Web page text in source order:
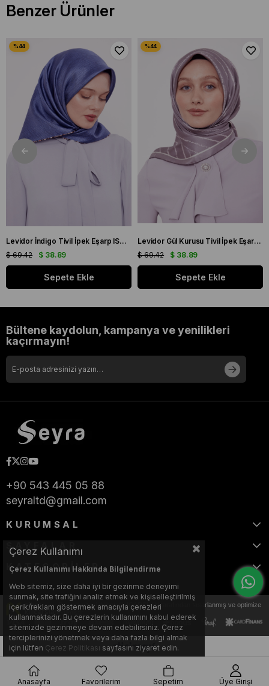
Benzer Ürünler
Levidor İndigo Tivil İpek Eşarp IST 10801 - 3 Karışık Desen
$ 38.89
$ 69.42
Sepete Ekle
Levidor Gül Kurusu Tivil İpek Eşarp IST 60801 - 1 Karışık Desen
$ 38.89
$ 69.42
Sepete Ekle
Bültene kaydolun, kampanya ve yenilikleri
kaçırmayın!
+90 543 445 05 88
seyraltd@gmail.com
KURUMSAL
SAYFALAR
KATEGORİLER
Bu web sitesi, Nihat KILIÇARSLAN tarafından tasarlanmış ve optimize
edilmiştir.
Çerez Kullanımı
Çerez Kullanımı Hakkında Bilgilendirme
Web sitemiz, size daha iyi bir gezinme deneyimi
sunmak, site trafiğini analiz etmek ve kişiselleştirilmiş
içerik/reklam göstermek amacıyla çerezleri
kullanmaktadır. Bu çerezlerin kullanımını kabul ederek
sitemizde gezinmeye devam edebilirsiniz. Çerez
terciplerinizi yönetmek veya daha fazla bilgi almak
için lütfen Çerez Politikası sayfasını ziyaret edin.
Anasayfa Favorilerim Sepetim Üye Girişi